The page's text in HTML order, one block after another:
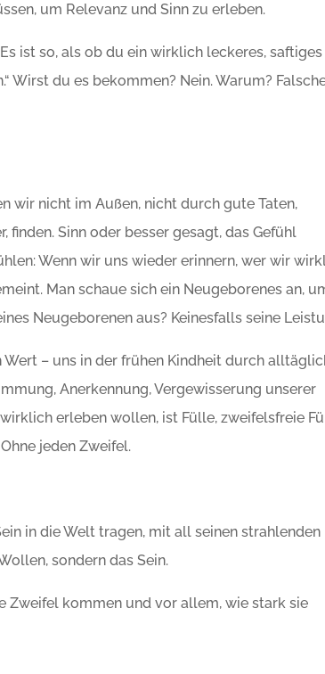
um Relevanz und Sinn zu erleben.
ist so, als ob du ein wirklich leckeres, saftiges
Wirst du es bekommen? Nein. Warum?
wir nicht im Außen, nicht durch gute Taten,
Sinn oder besser gesagt, das Gefühl
Wenn wir uns wieder erinnern, wer wir
Man schaue sich ein Neugeborenes an,
Neugeborenen aus? Keinesfalls seine
– uns in der frühen Kindheit durch
Anerkennung, Vergewisserung unserer
erleben wollen, ist Fülle, zweifelsfreie
jeden Zweifel.
in die Welt tragen, mit all seinen strahlenden
sondern das Sein.
Zweifel kommen und vor allem, wie stark sie